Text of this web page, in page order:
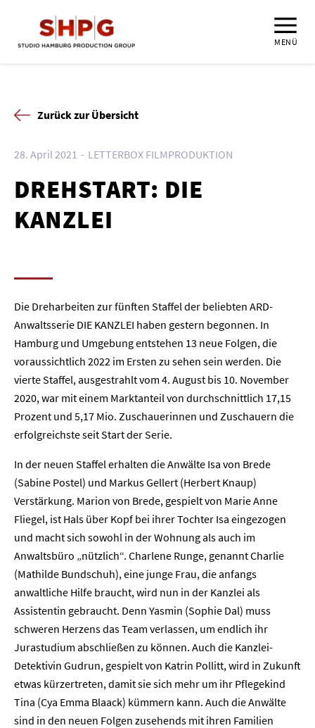
MENÜ
Zurück zur Übersicht
28. April 2021 LETTERBOX FILMPRODUKTION
DREHSTART: DIE
KANZLEI
Die Dreharbeiten zur fünften Staffel der beliebten ARD-
Anwaltsserie DIE KANZLEI haben gestern begonnen. In
Hamburg und Umgebung entstehen 13 neue Folgen, die
voraussichtlich 2022 im Ersten zu sehen sein werden. Die
vierte Staffel, ausgestrahlt vom 4. August bis 10. November
2020, war mit einem Marktanteil von durchschnittlich 17,15
Prozent und 5,17 Mio. Zuschauerinnen und Zuschauern die
erfolgreichste seit Start der Serie.
In der neuen Staffel erhalten die Anwälte Isa von Brede
(Sabine Postel) und Markus Gellert (Herbert Knaup)
Verstärkung. Marion von Brede, gespielt von Marie Anne
Fliegel, ist Hals über Kopf bei ihrer Tochter Isa eingezogen
und macht sich sowohl in der Wohnung als auch im
Anwaltsbüro „nützlich“. Charlene Runge, genannt Charlie
(Mathilde Bundschuh), eine junge Frau, die anfangs
anwaltliche Hilfe braucht, wird nun in der Kanzlei als
Assistentin gebraucht. Denn Yasmin (Sophie Dal) muss
schweren Herzens das Team verlassen, um endlich ihr
Jurastudium abschließen zu können. Auch die Kanzlei-
Detektivin Gudrun, gespielt von Katrin Pollitt, wird in Zukunft
etwas kürzertreten, damit sie sich mehr um ihr Pflegekind
Tina (Cya Emma Blaack) kümmern kann. Auch die Anwälte
sind in den neuen Folgen zusehends mit ihren Familien